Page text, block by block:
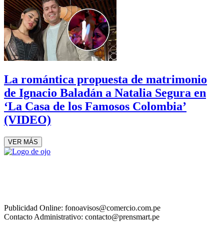
La romántica propuesta de matrimonio
de Ignacio Baladán a Natalia Segura en
‘La Casa de los Famosos Colombia’
(VIDEO)
VER MÁS
Publicidad Online: fonoavisos@comercio.com.pe
Contacto Administrativo: contacto@prensmart.pe